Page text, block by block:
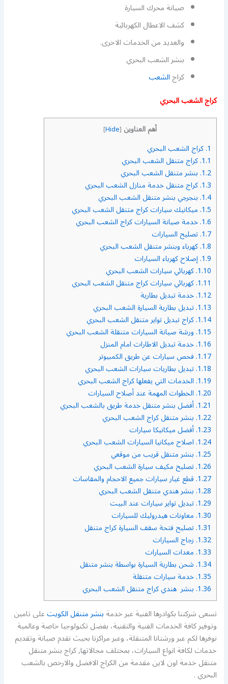
صيانة محرك السيارة
كشف الاعطال الكهربائية
والعديد من الخدمات الاخرى.
بنشر الشعب البحري
كراجالشعب
كراج الشعب البحري
أهم العناوين [
Hide
]
1. كراج الشعب البحري
1.1. كراج متنقل الشعب البحري
1.2. بنشر متنقل الشعب البحري
1.3. كراج متنقل خدمة منازل الشعب البحري
1.4. بنجرجي بنشر متنقل الشعب البحري
1.5. ميكانيك سيارات كراج متنقل الشعب البحري
1.6. خدمة صيانة السيارات كراج الشعب البحري
1.7. تصليح السيارات
1.8. كهرباء وبنشر متنقل الشعب البحري
1.9. إصلاح كهرباء السيارات
1.10. كهربائي سيارات الشعب البحري
1.11. كهربائي سيارات كراج متنقل الشعب البحري
1.12. خدمة تبديل بطارية
1.13. تبديل بطارية السيارة الشعب البحري
1.14. كراج تبديل تواير متنقل الشعب البحري
1.15. ورشة صيانة السيارات متنقلة الشعب البحري
1.16. خدمة تبديل الاطارات امام المنزل
1.17. فحص سيارات عن طريق الكمبيوتر
1.18. تبديل بطاريات سيارات الشعب البحري
1.19. الخدمات التي يفعلها كراج الشعب البحري
1.20. الخطوات المهمة عند أصلاح السيارات
1.21. أفضل بنشر متنقل خدمة طريق بالشعب البحري
1.22. بنشر متنقل كراج الشعب البحري
1.23. أفضل ميكانيكا سيارات
1.24. اصلاح ميكانيا السيارات الشعب البحري
1.25. بنشر متنقل قريب من موقعي
1.26. تصليح مكيف سيارة الشعب البحري
1.27. قطع غيار سيارات جميع الاحجام والمقاسات
1.28. بنشر هندي متنقل الشعب البحري
1.29. تبديل تواير سيارات عند البيت
1.30. معاونات هيدروليك للسيارات
1.31. تصليح فتحة سقف السيارة كراج متنقل
1.32. زجاج السيارات
1.33. معدات السيارات
1.34. شحن بطارية السيارة بواسطة بنشر متنقل
1.35. خدمة سيارات متنقلة
1.36. بنشر هندي كراج متنقل الشعب البحري
تسعى شركتنا بكوادرها الفنية عبر خدمةبنشر متنقل الكويتعلى تامين
وتوفير كافة الخدمات الفنية والتقنية، بفضل تكنولوجيا خاصة وعالمية
نوفرها لكم عبر ورشتانا المتنقلة، وعبر مراكزنا بحيث نقدم صيانة وتقديم
خدمات لكافة انواع السيارات، بمختلف مجالاتها, كراج بنشر متنقل
متنقل خدمة اون لاين مقدمة من الكراج الافضل والارخص بالشعب
البحري .